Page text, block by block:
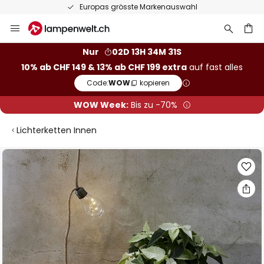
Europas grösste Markenauswahl
Inhalt
Nur
02D 13H 34M 30S
10% ab CHF 149 & 13% ab CHF 199 extra auf fast alles
Code:WOW kopieren
WOW Week:Bis zu -70%
Lichterketten Innen
Zum
Ende
Bildgalerie
springen